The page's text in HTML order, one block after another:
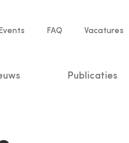
Events FAQ Vacatures
Publicaties